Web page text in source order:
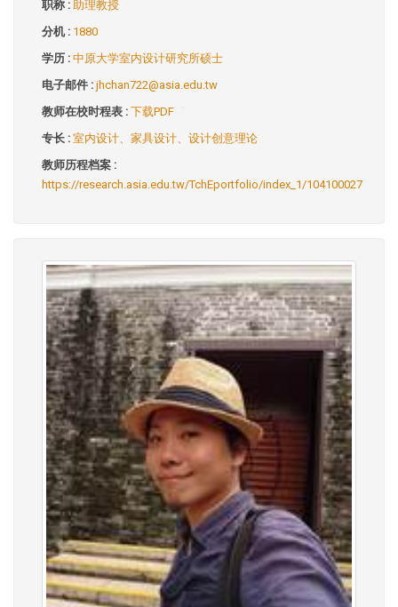
职称 : 助理教授
分机 : 1880
学历 : 中原大学室内设计研究所硕士
电子邮件 : jhchan722@asia.edu.tw
教师在校时程表 : 下载PDF
专长 : 室内设计、家具设计、设计创意理论
教师历程档案 :
https://research.asia.edu.tw/TchEportfolio/index_1/104100027